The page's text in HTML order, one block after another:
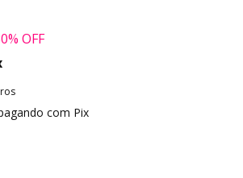
% OFF
com Pix